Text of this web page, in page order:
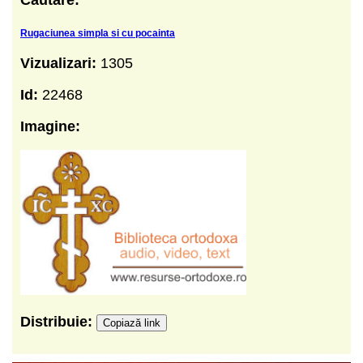
Rugaciunea simpla si cu pocainta
Vizualizari: 1305
Id: 22468
Imagine:
Distribuie: Copiază link